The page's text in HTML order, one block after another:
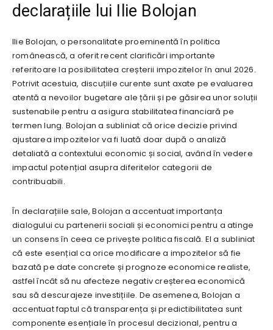
declarațiile lui Ilie Bolojan
Ilie Bolojan, o personalitate proeminentă în politica
românească, a oferit recent clarificări importante
referitoare la posibilitatea creșterii impozitelor în anul 2026.
Potrivit acestuia, discuțiile curente sunt axate pe evaluarea
atentă a nevoilor bugetare ale țării și pe găsirea unor soluții
sustenabile pentru a asigura stabilitatea financiară pe
termen lung. Bolojan a subliniat că orice decizie privind
ajustarea impozitelor va fi luată doar după o analiză
detaliată a contextului economic și social, având în vedere
impactul potențial asupra diferitelor categorii de
contribuabili.
În declarațiile sale, Bolojan a accentuat importanța
dialogului cu partenerii sociali și economici pentru a atinge
un consens în ceea ce privește politica fiscală. El a subliniat
că este esențial ca orice modificare a impozitelor să fie
bazată pe date concrete și prognoze economice realiste,
astfel încât să nu afecteze negativ creșterea economică
sau să descurajeze investițiile. De asemenea, Bolojan a
accentuat faptul că transparența și predictibilitatea sunt
componente esențiale în procesul decizional, pentru a